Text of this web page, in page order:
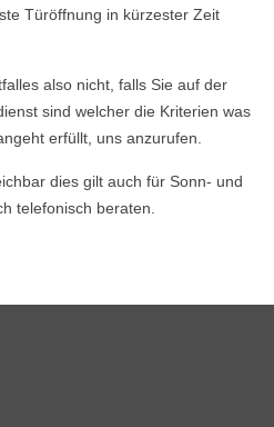
Türöffnung in kürzester Zeit
also nicht, falls Sie auf der
sind welcher die Kriterien was
erfüllt, uns anzurufen.
dies gilt auch für Sonn- und
telefonisch beraten.